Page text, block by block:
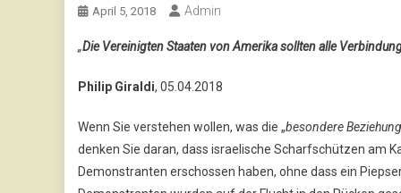
April 5, 2018 Admin
„Die Vereinigten Staaten von Amerika sollten alle
Philip Giraldi, 05.04.2018
Wenn Sie verstehen wollen, was die „besondere Beziehung
denken Sie daran, dass israelische Scharfschützen am
Demonstranten erschossen haben, ohne dass ein